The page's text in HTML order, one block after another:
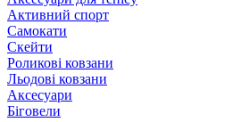
Активний спорт
Самокати
Скейти
Роликові ковзани
Льодові ковзани
Аксесуари
Біговели